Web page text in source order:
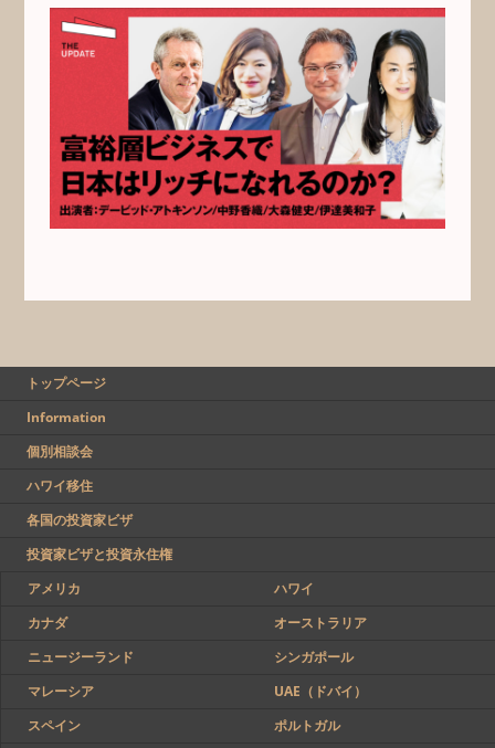
トップページ
Information
個別相談会
ハワイ移住
各国の投資家ビザ
投資家ビザと投資永住権
アメリカ
ハワイ
カナダ
オーストラリア
ニュージーランド
シンガポール
マレーシア
UAE（ドバイ）
スペイン
ポルトガル